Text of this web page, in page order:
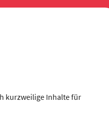
kurzweilige Inhalte für